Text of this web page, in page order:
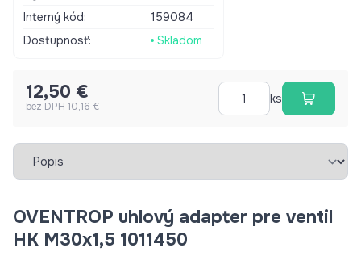
Interný kód:
159084
Dostupnosť:
Skladom
12,50 €
bez DPH 10,16 €
ks
Vybrať záložku
OVENTROP uhlový adapter pre ventil
HK M30x1,5 1011450